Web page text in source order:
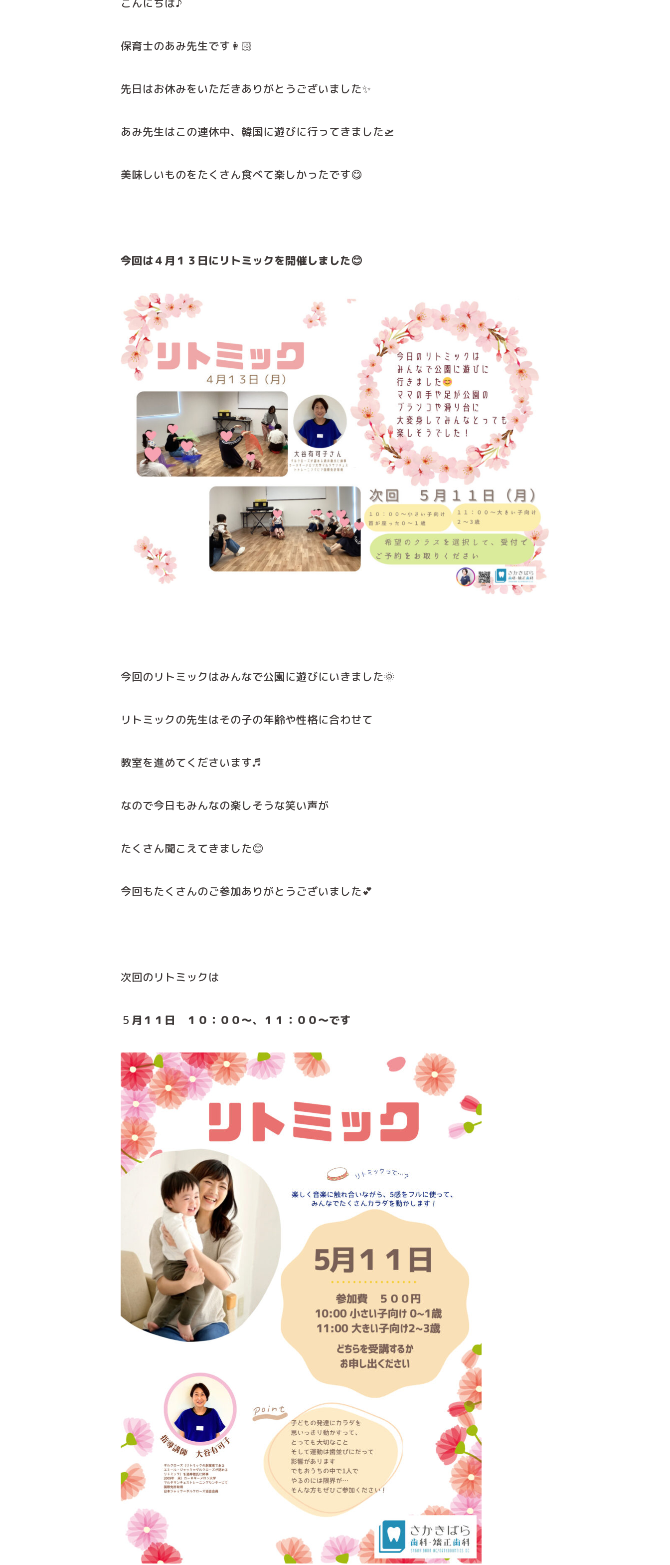
保育士のあみ先生です👩🏻
先日はお休みをいただきありがとうございました✨
あみ先生はこの連休中、韓国に遊びに行ってきました🛫
美味しいものをたくさん食べて楽しかったです😋
今回は４月１３日にリトミックを開催しました😊
今回のリトミックはみんなで公園に遊びにいきました🌞
リトミックの先生はその子の年齢や性格に合わせて
教室を進めてくださいます♬
なので今日もみんなの楽しそうな笑い声が
たくさん聞こえてきました😊
今回もたくさんのご参加ありがとうございました💕
次回のリトミックは
５ 月１１日 １０：００～、１１：００～です